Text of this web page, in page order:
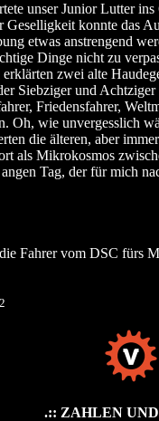
unser Junior Lutter
Geselligkeit konnte das
etwas anstrengend
Dinge nicht zu
zwei alte
Siebziger und
Friedensfahrer,
Oh, wie unvergesslich
die älteren, aber
als Mikrokosmos
Tag, der für mich
Fahrer vom DSC fürs
.:: ZAHLEN